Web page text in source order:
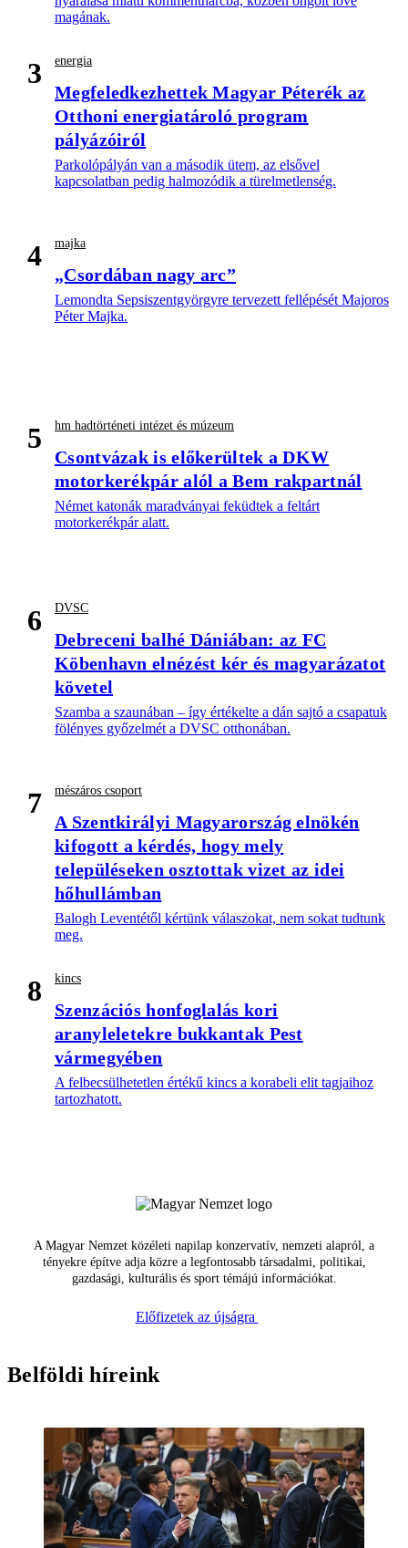
magának.
3 energia
Megfeledkezhettek Magyar Péterék az
Otthoni energiatároló program
pályázóiról
Parkolópályán van a második ütem, az elsővel
kapcsolatban pedig halmozódik a türelmetlenség.
4 majka
„Csordában nagy arc”
Lemondta Sepsiszentgyörgyre tervezett fellépését Majoros
Péter Majka.
5 hm hadtörténeti intézet és múzeum
Csontvázak is előkerültek a DKW
motorkerékpár alól a Bem rakpartnál
Német katonák maradványai feküdtek a feltárt
motorkerékpár alatt.
6 DVSC
Debreceni balhé Dániában: az FC
Köbenhavn elnézést kér és magyarázatot
követel
Szamba a szaunában – így értékelte a dán sajtó a csapatuk
fölényes győzelmét a DVSC otthonában.
7 mészáros csoport
A Szentkirályi Magyarország elnökén
kifogott a kérdés, hogy mely
településeken osztottak vizet az idei
hőhullámban
Balogh Leventétől kértünk válaszokat, nem sokat tudtunk
meg.
8 kincs
Szenzációs honfoglalás kori
aranyleletekre bukkantak Pest
vármegyében
A felbecsülhetetlen értékű kincs a korabeli elit tagjaihoz
tartozhatott.
A Magyar Nemzet közéleti napilap konzervatív, nemzeti alapról, a
tényekre építve adja közre a legfontosabb társadalmi, politikai,
gazdasági, kulturális és sport témájú információkat.
Előfizetek az újságra
Belföldi híreink